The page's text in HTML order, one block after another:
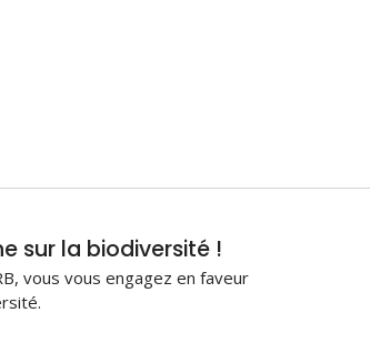
sur la biodiversité !
vous vous engagez en faveur